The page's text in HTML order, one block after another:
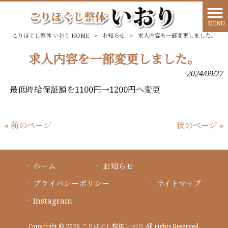
MENU
こりほぐし整体 いおり HOME
> お知らせ > 求人内容を一部変更しました。
求人内容を一部変更しました。
2024/09/27
最低時給保証額を1100円→1200円へ変更
« 前のページ 後のページ »
ホーム
お知らせ
プライバシーポリシー
サイトマップ
Instagram
Copyright © 2026 こりほぐし整体 いおり All rights Reserved.